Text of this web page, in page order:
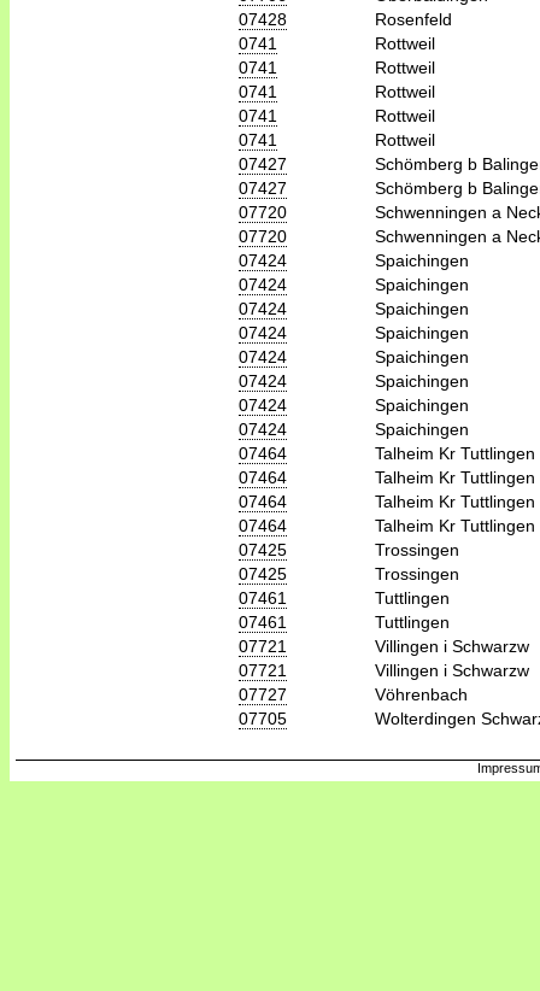
07428
Rosenfeld
0741
Rottweil
0741
Rottweil
0741
Rottweil
0741
Rottweil
0741
Rottweil
07427
Schömberg b
07427
Schömberg b
07720
Schwenningen a
07720
Schwenningen a
07424
Spaichingen
07424
Spaichingen
07424
Spaichingen
07424
Spaichingen
07424
Spaichingen
07424
Spaichingen
07424
Spaichingen
07424
Spaichingen
07464
Talheim Kr Tuttlingen
07464
Talheim Kr Tuttlingen
07464
Talheim Kr Tuttlingen
07464
Talheim Kr Tuttlingen
07425
Trossingen
07425
Trossingen
07461
Tuttlingen
07461
Tuttlingen
07721
Villingen i Schwarzw
07721
Villingen i Schwarzw
07727
Vöhrenbach
07705
Wolterdingen